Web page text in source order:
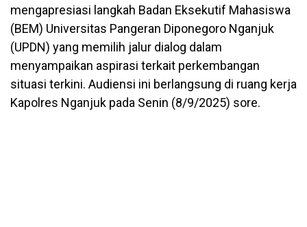
mengapresiasi langkah Badan Eksekutif Mahasiswa
(BEM) Universitas Pangeran Diponegoro Nganjuk
(UPDN) yang memilih jalur dialog dalam
menyampaikan aspirasi terkait perkembangan
situasi terkini. Audiensi ini berlangsung di ruang kerja
Kapolres Nganjuk pada Senin (8/9/2025) sore.